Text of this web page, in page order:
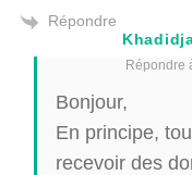
Répondre
Répondre
Bonjour,
En principe,
recevoir des